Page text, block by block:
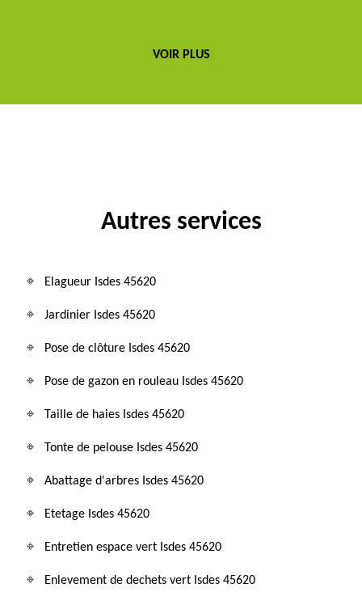
VOIR PLUS
Autres services
Elagueur Isdes 45620
Jardinier Isdes 45620
Pose de clôture Isdes 45620
Pose de gazon en rouleau Isdes 45620
Taille de haies Isdes 45620
Tonte de pelouse Isdes 45620
Abattage d'arbres Isdes 45620
Etetage Isdes 45620
Entretien espace vert Isdes 45620
Enlevement de dechets vert Isdes 45620